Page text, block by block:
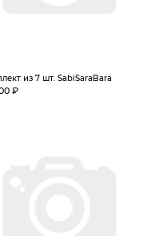
из 7 шт. SabiSaraBara
₽